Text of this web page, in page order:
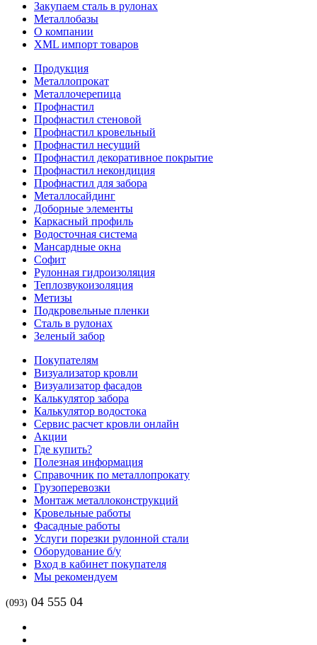
Закупаем сталь в рулонах
Металлобазы
О компании
XML импорт товаров
Продукция
Металлопрокат
Металлочерепица
Профнастил
Профнастил стеновой
Профнастил кровельный
Профнастил несущий
Профнастил декоративное покрытие
Профнастил некондиция
Профнастил для забора
Металлосайдинг
Доборные элементы
Каркасный профиль
Водосточная система
Мансардные окна
Софит
Рулонная гидроизоляция
Теплозвукоизоляция
Метизы
Подкровельные пленки
Сталь в рулонах
Зеленый забор
Покупателям
Визуализатор кровли
Визуализатор фасадов
Калькулятор забора
Калькулятор водостока
Сервис расчет кровли онлайн
Акции
Где купить?
Полезная информация
Справочник по металлопрокату
Грузоперевозки
Монтаж металлоконструкций
Кровельные работы
Фасадные работы
Услуги порезки рулонной стали
Оборудование б/у
Вход в кабинет покупателя
Мы рекомендуем
(093) 04 555 04